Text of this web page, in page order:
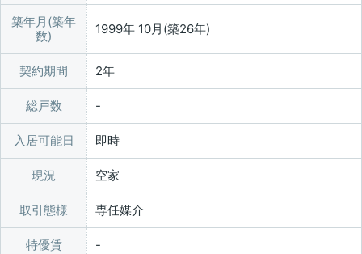
築年月(築年
数)
1999年 10月(築26年)
契約期間 2年
総戸数
入居可能日 即時
現況 空家
取引態様 専任媒介
特優賃